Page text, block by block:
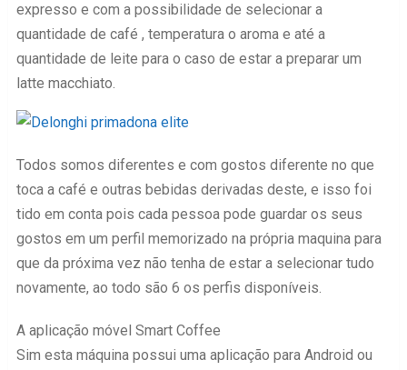
expresso e com a possibilidade de selecionar a
quantidade de café , temperatura o aroma e até a
quantidade de leite para o caso de estar a preparar um
latte macchiato.
Todos somos diferentes e com gostos diferente no que
toca a café e outras bebidas derivadas deste, e isso foi
tido em conta pois cada pessoa pode guardar os seus
gostos em um perfil memorizado na própria maquina para
que da próxima vez não tenha de estar a selecionar tudo
novamente, ao todo são 6 os perfis disponíveis.
A aplicação móvel Smart Coffee
Sim esta máquina possui uma aplicação para Android ou